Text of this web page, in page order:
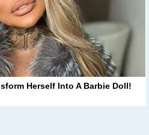
Herself Into A Barbie Doll!